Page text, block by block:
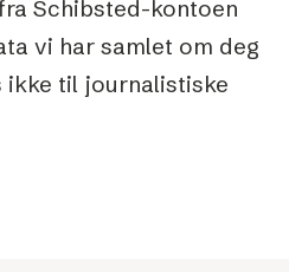
Schibsted-kontoen
vi har samlet om deg
ikke til journalistiske